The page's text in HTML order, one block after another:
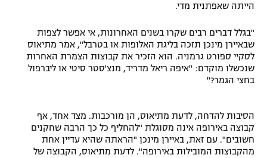
גיימינג E-Sports
תנאי שימוש
תקנון פעילות ספורט 1
רשיון להקרנה פומבית לבית עסק
בייסבול MLB
ספורט אתגרי ואקסטרים
אומנויות לחימה
הייתה שאפתנית מדי.
"בגלל דברים רבים שקרו בשנים האחרונות, אי אפשר לצפות
שבאיירן מינכן תזכה בליגת האלופות או בטרבל", אמר מתיאוס
לסקיי ספורט גרמניה. הוא הזכיר את קבוצות הצמרת האחרות
שנכשלו מוקדם: "איפה ריאל מדריד, מנצ'סטר סיטי או ליברפול
בחצי הגמר?"
הסיבות להדחה, לדעת מתיאוס, הן מורכבות. מצד אחד, אף
קבוצה באירופה אינה מסוגלת "להחליף כל כך הרבה שחקנים
חשובים". עם זאת, באיירן מינכן "הראתה שהיא עדיין אחת
מהקבוצות המובילות באירופה". לדעת מתיאוס, הקבוצה של